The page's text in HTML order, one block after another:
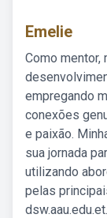
Emelie
Como mentor,
empregando
conexões
e paixão.
sua jornada
utilizando
pelas
dsw.aau.edu.et.